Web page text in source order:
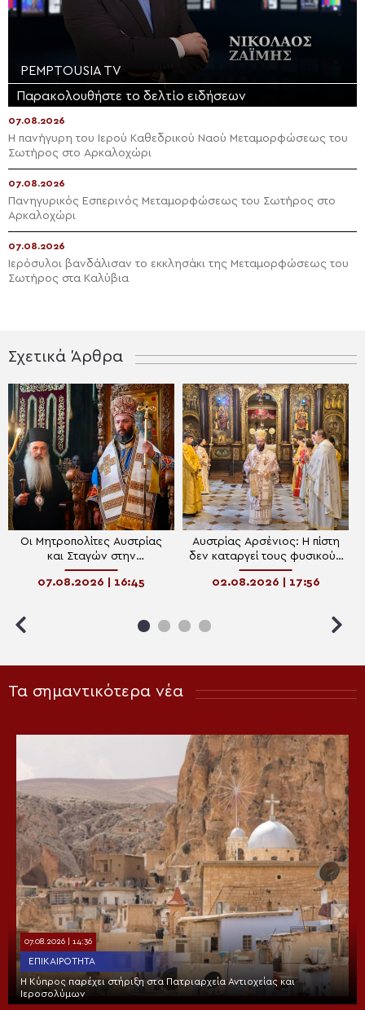
PEMPTOUSIA TV
Παρακολουθήστε το δελτίο ειδήσεων
07.08.2026
Η πανήγυρη του Ιερού Καθεδρικού Ναού Μεταμορφώσεως του
Σωτήρος στο Αρκαλοχώρι
07.08.2026
Πανηγυρικός Εσπερινός Μεταμορφώσεως του Σωτήρος στο
Αρκαλοχώρι
07.08.2026
Ιερόσυλοι βανδάλισαν το εκκλησάκι της Μεταμορφώσεως του
Σωτήρος στα Καλύβια
Σχετικά Άρθρα
Οι Μητροπολίτες Αυστρίας
και Σταγών στην
πανηγυρίζουσα Ιερά Μονή
Μεταμορφώσεως του
07.08.2026 | 16:45
Αυστρίας Αρσένιος: Η πίστη
δεν καταργεί τους φυσικούς
νόμους, αλλά εισάγει τον
άνθρωπο στην ενέργεια του
02.08.2026 | 17:56
Τα σημαντικότερα νέα
07.08.2026 | 14:36
ΕΠΙΚΑΙΡΌΤΗΤΑ
Η Κύπρος παρέχει στήριξη στα Πατριαρχεία Αντιοχείας και
Ιεροσολύμων